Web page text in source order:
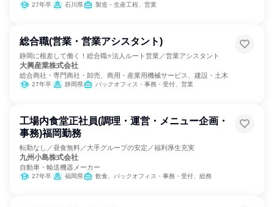
27年卒 石川県 製造・生産工程、営業
総合職(営業・営業アシスタント)
静岡に根差して働く！総合職⭐法人ルート営業／営業アシスタント
大興産業株式会社
総合商社・専門商社・卸売、商用・産業用機械サービス、建設・土木
27年卒 静岡県 バックオフィス・事務・受付、営業
工場内食堂正社員(調理・運営・メニュー企画・
事務)福岡勤務
転勤なし／昼食無料／大手グループの安定／福利厚生充実
九州小島株式会社
自動車・輸送機器メーカー
27年卒 福岡県 飲食、バックオフィス・事務・受付、総務